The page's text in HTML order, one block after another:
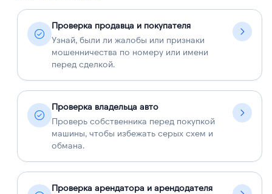
Проверка продавца и покупателя
Узнай, были ли жалобы или признаки
мошенничества по номеру или имени
перед сделкой.
Проверка владельца авто
Проверь собственника перед покупкой
машины, чтобы избежать серых схем и
обмана.
Проверка арендатора и арендодателя